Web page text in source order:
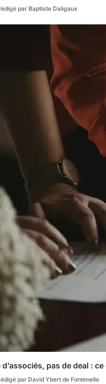
d’associés, pas de deal :
par David Ybert de Fontenelle
par Baptiste Daligaux